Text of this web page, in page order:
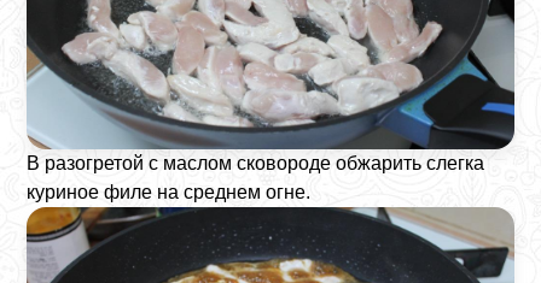
В разогретой с маслом сковороде обжарить слегка
куриное филе на среднем огне.